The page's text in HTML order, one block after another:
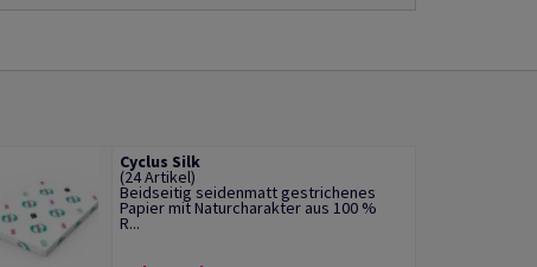
Cyclus Silk
(24 Artikel)
Beidseitig seidenmatt gestrichenes
Papier mit Naturcharakter aus 100 %
R...